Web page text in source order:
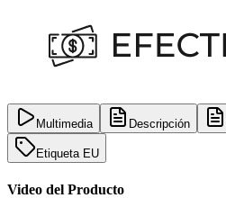
Multimedia Descripción
Etiqueta EU
Video del Producto